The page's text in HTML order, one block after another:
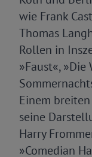
wie Frank
Thomas
Rollen in
»Faust«,
Einem
seine
Harry
»Comedian